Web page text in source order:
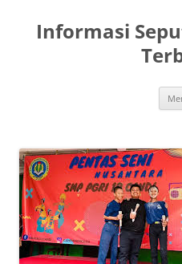
content
Informasi